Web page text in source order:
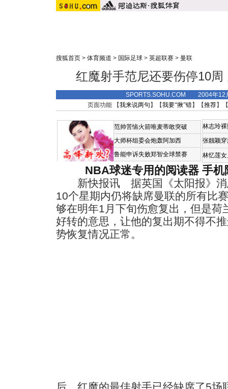
搜狐首页 > 体育频道 > 国际足球 > 英超联赛 > 曼联
红魔射手范尼还要伤停10
SPORTS.SOHU.COM 2004年12
页面功能 【我来说两句 】【我要“揪”错】【推荐】
范帅苦恼火箭唯麦蒂敢突破
大师杯组委会炮轰阿加西
鲁能申诉失败郑智全球禁赛
林志玲
张靓颖
林忆莲
NBA球迷专用的阅读器 手机
新快报讯 据英国《太阳报》消
10个星期内仍将缺席曼联的所有比
够在明年1月下旬伤愈复出，但是荷
好转的意思，让他的复出期不得不
势恢复情况正常。